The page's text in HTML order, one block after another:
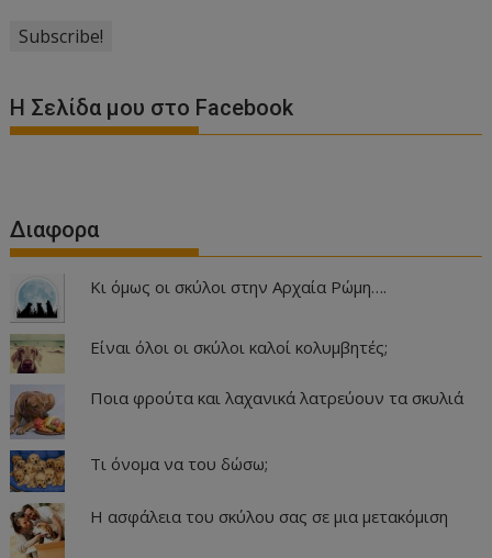
Η Σελίδα μου στο Facebook
Διαφορα
Κι όμως οι σκύλοι στην Αρχαία Ρώμη….
Είναι όλοι οι σκύλοι καλοί κολυμβητές;
Ποια φρούτα και λαχανικά λατρεύουν τα σκυλιά
Τι όνομα να του δώσω;
Η ασφάλεια του σκύλου σας σε μια μετακόμιση